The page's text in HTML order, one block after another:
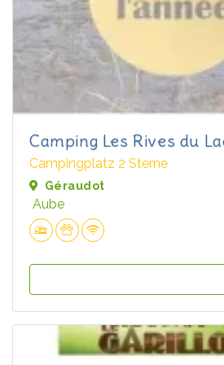
Camping Les Rives du
Campingplatz 2 Sterne
Géraudot
Aube